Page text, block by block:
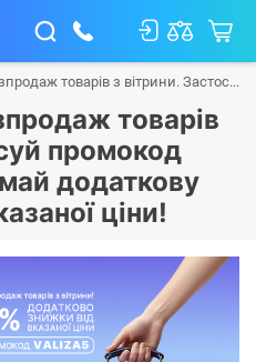
товарів з вітрини. Застос...
товарів
промокод
додаткову
ціни!